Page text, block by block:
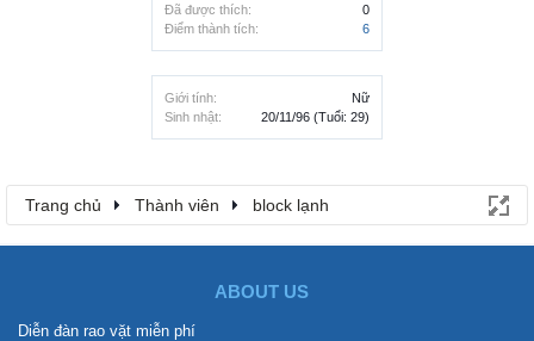
Đã được thích:
0
Điểm thành tích:
6
Giới tính:
Nữ
Sinh nhật:
20/11/96 (Tuổi: 29)
Trang chủ Thành viên block lạnh
ABOUT US
Diễn đàn rao vặt miễn phí